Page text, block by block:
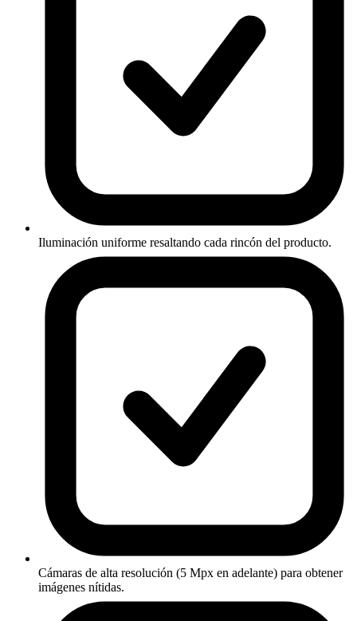
Iluminación uniforme resaltando cada rincón del producto.
Cámaras de alta resolución (5 Mpx en adelante) para obtener
imágenes nítidas.